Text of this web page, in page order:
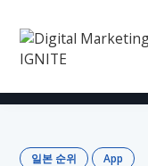
일본 순위 App